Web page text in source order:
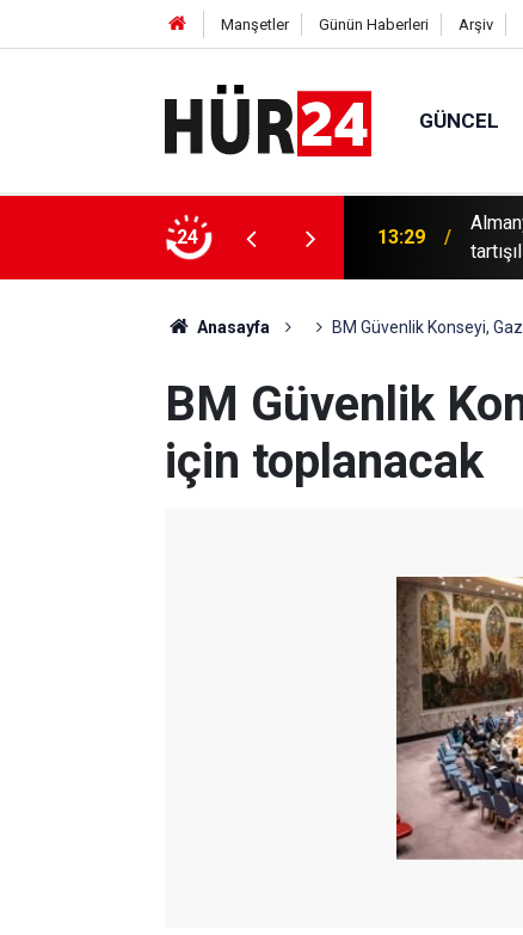
Manşetler Günün Haberleri Arşiv
GÜNCEL
24
infaz" iddiaları hakkında soruşturma
13:29
Anasayfa BM Güvenlik Konseyi,
BM Güvenlik
için toplanacak